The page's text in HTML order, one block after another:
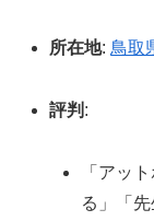
所在地: 鳥取
評判 :
「アッ
る」「